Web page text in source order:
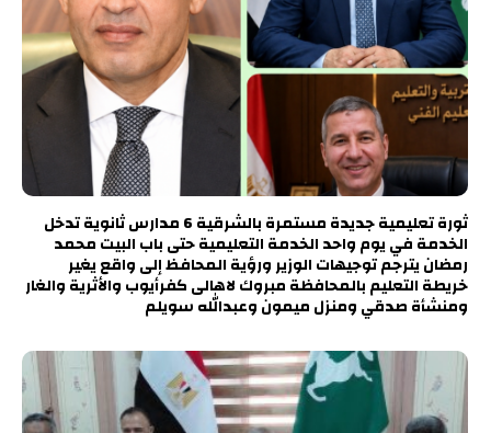
ثورة تعليمية جديدة مستمرة بالشرقية 6 مدارس ثانوية تدخل
الخدمة في يوم واحد الخدمة التعليمية حتى باب البيت محمد
رمضان يترجم توجيهات الوزير ورؤية المحافظ إلى واقع يغير
خريطة التعليم بالمحافظة مبروك لاهالى كفرأيوب والأثرية والغار
ومنشأة صدقي ومنزل ميمون وعبدالله سويلم